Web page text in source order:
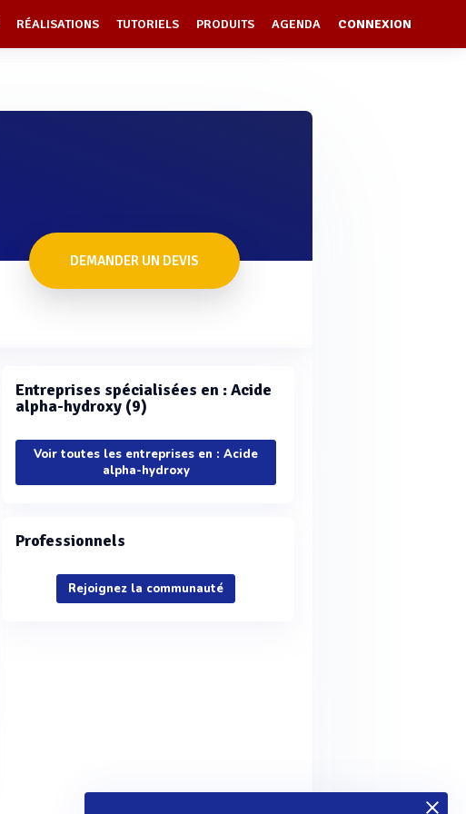
RÉALISATIONS TUTORIELS PRODUITS AGENDA CONNEXION
DEMANDER UN DEVIS
Entreprises spécialisées en : Acide
alpha-hydroxy (9)
Voir toutes les entreprises en : Acide
alpha-hydroxy
Professionnels
Rejoignez la communauté